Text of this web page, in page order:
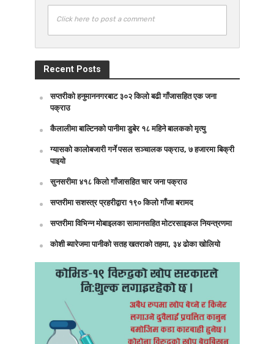
Click here to post a comment
Recent Posts
सप्तरीको हनुमाननगरबाट ३०२ किलो बढी गाँजासहित एक जना
पक्राउ
कैलालीमा बाल्टिनको पानीमा डुबेर १८ महिने बालकको मृत्यु
ग्यासको कालोबजारी गर्ने पसल सञ्चालक पक्राउ, ७ हजारमा बिक्री
पाइयो
सुनसरीमा ४१८ किलो गाँजासहित चार जना पक्राउ
सप्तरीमा सशस्त्र प्रहरीद्वारा १९० किलो गाँजा बरामद
सप्तरीमा विभिन्न मोबाइलका सामानसहित मोटरसाइकल नियन्त्रणमा
कोशी ब्यारेजमा पानीको सतह खतराको तहमा, ३४ ढोका खोलियो